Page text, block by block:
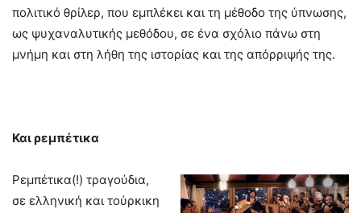
πολιτικό θρίλερ, που εμπλέκει και τη μέθοδο της ύπνωσης,
ως ψυχαναλυτικής μεθόδου, σε ένα σχόλιο πάνω στη
μνήμη και στη λήθη της ιστορίας και της απόρριψής της.
Και ρεμπέτικα
Ρεμπέτικα(!) τραγούδια,
σε ελληνική και τούρκικη